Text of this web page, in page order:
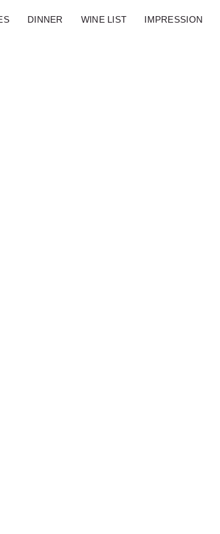
DINNER WINE LIST IMPRESSION